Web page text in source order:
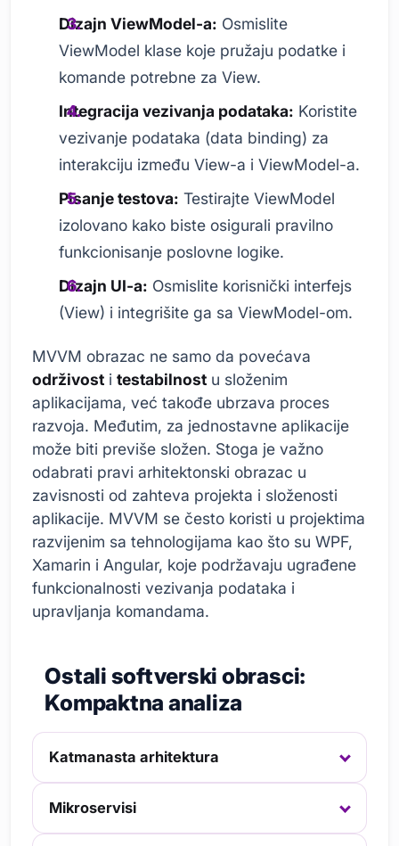
Dizajn ViewModel-a: Osmislite
ViewModel klase koje pružaju podatke i
komande potrebne za View.
Integracija vezivanja podataka: Koristite
vezivanje podataka (data binding) za
interakciju između View-a i ViewModel-a.
Pisanje testova: Testirajte ViewModel
izolovano kako biste osigurali pravilno
funkcionisanje poslovne logike.
Dizajn UI-a: Osmislite korisnički interfejs
(View) i integrišite ga sa ViewModel-om.
MVVM obrazac ne samo da povećava
održivost i testabilnost u složenim
aplikacijama, već takođe ubrzava proces
razvoja. Međutim, za jednostavne aplikacije
može biti previše složen. Stoga je važno
odabrati pravi arhitektonski obrazac u
zavisnosti od zahteva projekta i složenosti
aplikacije. MVVM se često koristi u projektima
razvijenim sa tehnologijama kao što su WPF,
Xamarin i Angular, koje podržavaju ugrađene
funkcionalnosti vezivanja podataka i
upravljanja komandama.
Ostali softverski obrasci:
Kompaktna analiza
Katmanasta arhitektura
Mikroservisi